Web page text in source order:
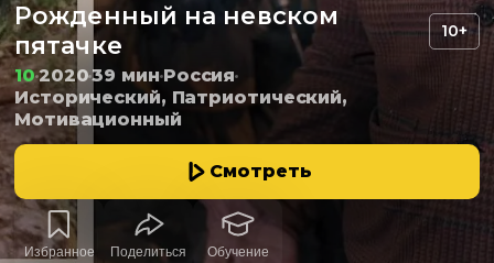
Рожденный на невском
пятачке
10+
10202039 мин Россия
Исторический, Патриотический,
Мотивационный
Смотреть
Избранное Поделиться Обучение